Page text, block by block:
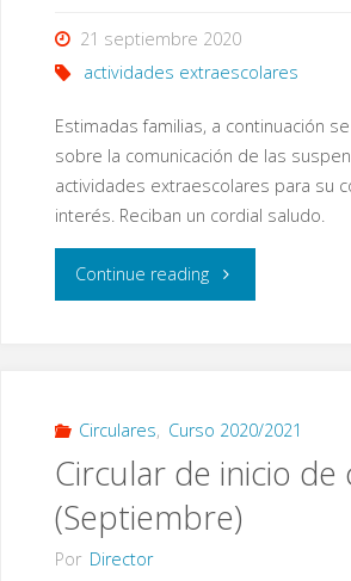
agua
24
de
septiembre"
21 septiembre 2020
actividades extraescolares
Estimadas familias, a continuación
sobre la comunicación de las
actividades extraescolares para su
interés. Reciban un cordial saludo.
Continue reading"Comunicado
suspensión
de
las
Circulares, Curso 2020/2021
Circular de inicio de
(Septiembre)
Por Director